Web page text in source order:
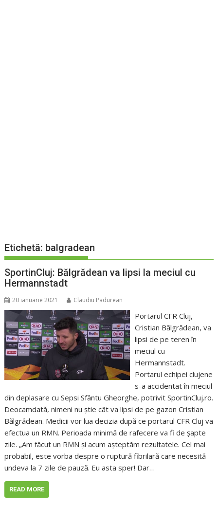
Etichetă: balgradean
SportinCluj: Bălgrădean va lipsi la meciul cu
Hermannstadt
20 ianuarie 2021 Claudiu Padurean
Portarul CFR Cluj,
Cristian Bălgrădean, va
lipsi de pe teren în
meciul cu
Hermannstadt.
Portarul echipei clujene
s-a accidentat în meciul
din deplasare cu Sepsi Sfântu Gheorghe, potrivit SportinCluj.ro.
Deocamdată, nimeni nu știe cât va lipsi de pe gazon Cristian
Bălgrădean. Medicii vor lua decizia după ce portarul CFR Cluj va
efectua un RMN. Perioada minimă de rafecere va fi de șapte
zile. „Am făcut un RMN și acum așteptăm rezultatele. Cel mai
probabil, este vorba despre o ruptură fibrilară care necesită
undeva la 7 zile de pauză. Eu asta sper! Dar…
READ MORE